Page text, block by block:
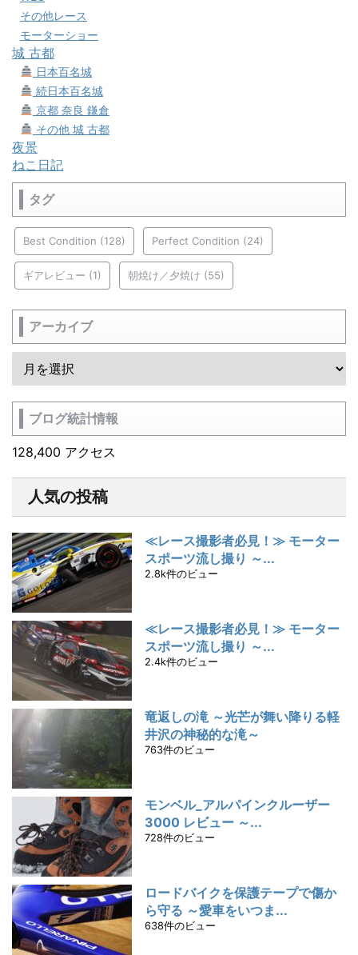
その他レース
モーターショー
城 古都
日本百名城
続日本百名城
京都 奈良 鎌倉
その他 城 古都
夜景
ねこ日記
タグ
Best Condition (128) Perfect Condition (24)
ギアレビュー (1) 朝焼け／夕焼け (55)
アーカイブ
ブログ統計情報
128,400 アクセス
人気の投稿
≪レース撮影者必見！≫ モーター
スポーツ流し撮り ～...
2.8k件のビュー
≪レース撮影者必見！≫ モーター
スポーツ流し撮り ～...
2.4k件のビュー
竜返しの滝 ～光芒が舞い降りる軽
井沢の神秘的な滝～
763件のビュー
モンベル_アルパインクルーザー
3000 レビュー ～...
728件のビュー
ロードバイクを保護テープで傷か
ら守る ～愛車をいつま...
638件のビュー